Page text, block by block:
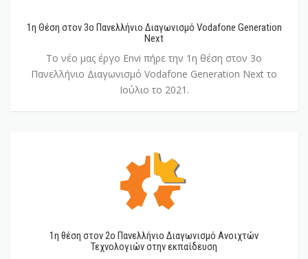
Vodafone
1η Θέση στον 3ο Πανελλήνιο Διαγωνισμό Vodafone Generation
Next
Το νέο μας έργο Envi πήρε την 1η θέση στον 3ο
Πανελλήνιο Διαγωνισμό Vodafone Generation Next το
Ιούλιο το 2021.
Ανοιχτών1η θέση στον 2ο Πανελλήνιο Διαγωνισμό Ανοιχτών
Τεχνολογιών στην εκπαίδευση